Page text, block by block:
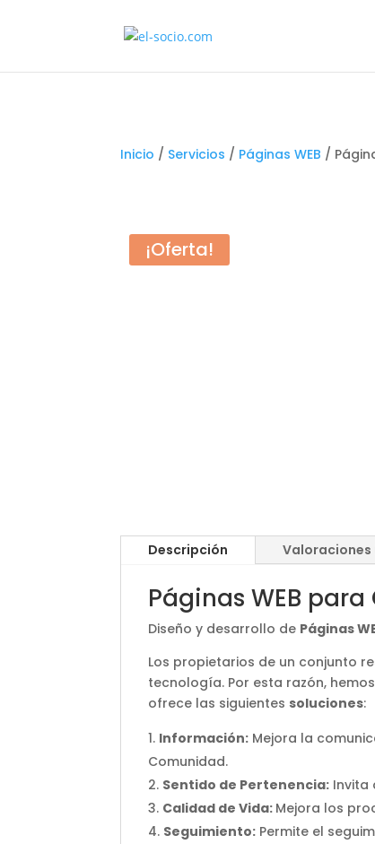
Inicio / Servicios / Páginas WEB /
¡Oferta!
Descripción Valoraciones
Páginas WEB
Diseño y desarrollo de Páginas
Los propietarios de un conjunto
tecnología. Por esta razón,
ofrece las siguientes soluciones:
Información: Mejora la
Comunidad.
Sentido de Pertenencia: Invita
Calidad de Vida: Mejora los
Seguimiento: Permite el